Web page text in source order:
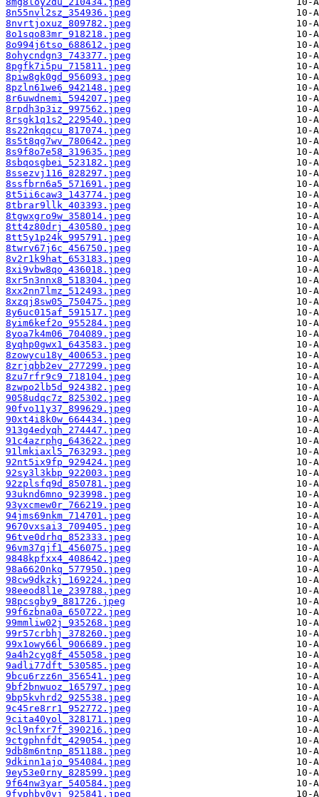
8n55nvl2sz_354936.jpeg
8nvrtjoxuz_809782.jpeg
8o1sqo83mr_918218.jpeg
8o994j6tso_688612.jpeg
8ohycndgn3_743377.jpeg
8pgfk7i5pu_715811.jpeg
8piw8gk0gd_956093.jpeg
8pzln61we6_942148.jpeg
8r6uwdnemi_594207.jpeg
8rpdh3p3iz_997562.jpeg
8rsgk1q1s2_229540.jpeg
8s22nkqqcu_817074.jpeg
8s5t8qg7wv_780642.jpeg
8s9f8o7e58_319635.jpeg
8sbqosgbei_523182.jpeg
8ssezvj116_828297.jpeg
8ssfbrn6a5_571691.jpeg
8t5ii6caw3_143774.jpeg
8tbrar9llk_403393.jpeg
8tgwxgro9w_358014.jpeg
8tt4z80drj_430580.jpeg
8tt5y1p24k_995791.jpeg
8twrv67j6c_456750.jpeg
8v2r1k9hat_653183.jpeg
8xi9vbw8qo_436018.jpeg
8xr5n3nnx8_518304.jpeg
8xx2nn7lmz_512493.jpeg
8xzqj8sw05_750475.jpeg
8y6uc015af_591517.jpeg
8yim6kef2o_955284.jpeg
8yoa7k4m06_704089.jpeg
8yqhp0gwx1_643583.jpeg
8zowycu18y_400653.jpeg
8zrjqbb2ev_277299.jpeg
8zu7rfr9c9_718104.jpeg
8zwpo2lb5d_924382.jpeg
9058udqc7z_825302.jpeg
90fvo11y37_899629.jpeg
90xt4i8k0w_664434.jpeg
913g4edyqh_274447.jpeg
91c4azrphg_643622.jpeg
91lmkiaxl5_763293.jpeg
92nt5ix9fp_929424.jpeg
92sy3l3kbp_922003.jpeg
92zplsfq9d_850781.jpeg
93uknd6mno_923998.jpeg
93yxcmew0r_766219.jpeg
94jms69nkm_714701.jpeg
9670vxsai3_709405.jpeg
96tve0drhq_852333.jpeg
96vm37qjf1_456075.jpeg
9848kpfxx4_408642.jpeg
98a6620nkq_577950.jpeg
98cw9dkzkj_169224.jpeg
98eeod8l1e_239788.jpeg
98pcsgby9_881726.jpeg
99f6zbna0a_650722.jpeg
99mmliw02j_935268.jpeg
99r57crbhj_378260.jpeg
99x1owy66l_906689.jpeg
9a4h2cyg8f_455058.jpeg
9adli77dft_530585.jpeg
9bcu6rzz6n_356541.jpeg
9bf2bnwuoz_165797.jpeg
9bp5kvhrd2_925538.jpeg
9c45re8rr1_952772.jpeg
9cita40yol_328171.jpeg
9cl9nfxr7f_390216.jpeg
9ctgphnfdt_429054.jpeg
9db8m6ntnp_851188.jpeg
9dkinn1ajo_954084.jpeg
9ey53e0rny_828599.jpeg
9f64nw3yar_540584.jpeg
9fyphby0vj_925841.jpeg